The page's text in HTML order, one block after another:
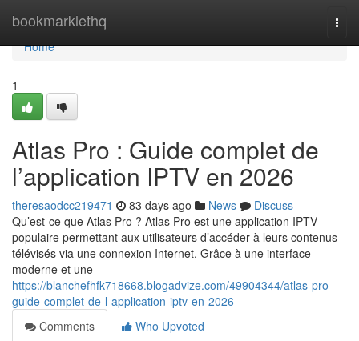
bookmarklethq
Home
Home
1
Atlas Pro : Guide complet de
l’application IPTV en 2026
theresaodcc219471 83 days ago News
Discuss
Qu’est-ce que Atlas Pro ? Atlas Pro est une application IPTV
populaire permettant aux utilisateurs d’accéder à leurs contenus
télévisés via une connexion Internet. Grâce à une interface
moderne et une
https://blanchefhfk718668.blogadvize.com/49904344/atlas-pro-
guide-complet-de-l-application-iptv-en-2026
Comments
Who Upvoted